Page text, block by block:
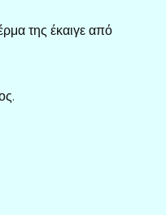
της έκαιγε από